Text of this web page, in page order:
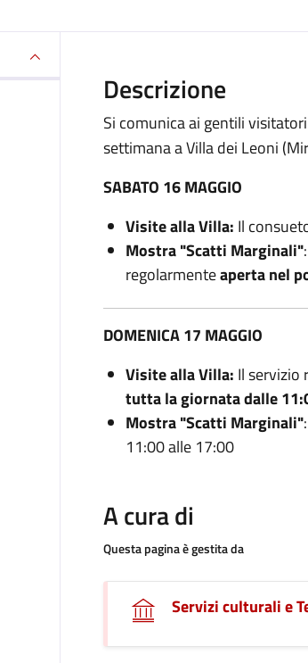
Descrizione
Si comunica ai gentili
settimana a Villa dei Leoni
SABATO 16 MAGGIO
Visite alla Villa: Il
Mostra "Scatti Marginali"
regolarmenteaperta nel
DOMENICA 17 MAGGIO
Visite alla Villa: Il servizio
tutta la giornata dalle
Mostra "Scatti Marginali"
11:00 alle 17:00
A cura di
Questa pagina è gestita da
Servizi culturali e